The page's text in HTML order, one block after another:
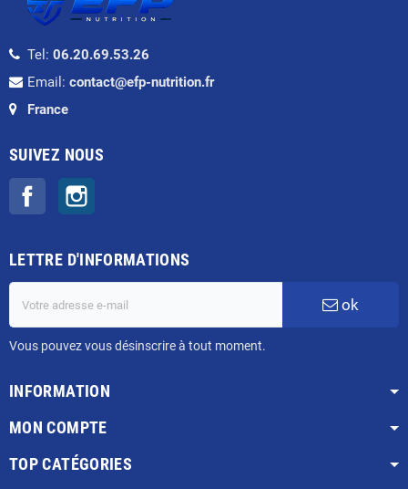
Tel: 06.20.69.53.26
Email: contact@efp-nutrition.fr
France
SUIVEZ NOUS
Facebook
LETTRE D'INFORMATIONS
ok
Vous pouvez vous désinscrire à tout moment.
INFORMATION
MON COMPTE
TOP CATÉGORIES